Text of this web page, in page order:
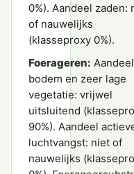
0%). Aandeel zaden:
of nauwelijks
(klasseproxy 0%).
Foerageren: Aandeel
bodem en zeer lage
vegetatie: vrijwel
uitsluitend
90%). Aandeel
luchtvangst: niet of
nauwelijks